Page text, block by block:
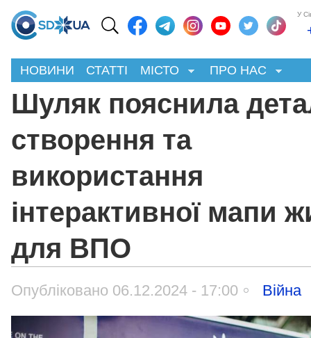
У
НОВИНИ СТАТТІ МІСТО ПРО НАС
Шуляк пояснила
створення та
використання
інтерактивної мапи
для ВПО
Опубліковано 06.12.2024 - 17:00 Війна